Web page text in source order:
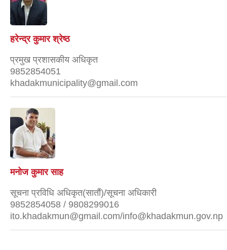
हरेन्द्र कुमार श्रेष्ठ
प्रमुख प्रशासकीय अधिकृत
9852854051
khadakmunicipality@gmail.com
मनोज कुमार साह
सूचना प्रविधि अधिकृत(सातौं)/सूचना अधिकारी
9852854058 / 9808299016
ito.khadakmun@gmail.com/info@khadakmun.gov.np